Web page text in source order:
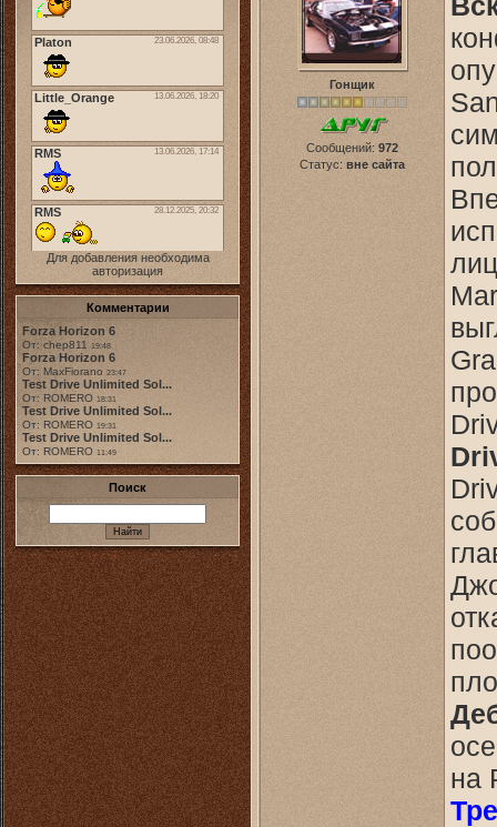
Для добавления необходима
авторизация
Комментарии
Forza Horizon 6
От: chep811 19:48
Forza Horizon 6
От: MaxFiorano 23:47
Test Drive Unlimited Sol...
От: ROMERO 18:31
Test Drive Unlimited Sol...
От: ROMERO 19:31
Test Drive Unlimited Sol...
От: ROMERO 11:49
Поиск
Гонщик
Сообщений: 972
Статус: вне сайта
на